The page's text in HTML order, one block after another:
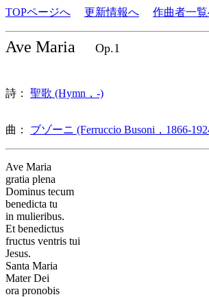
TOPページへ 更新情報へ 作曲者一
Ave Maria Op.1
詩： 聖歌 (Hymn，-)
曲： ブゾーニ (Ferruccio Busoni，1866-
Ave Maria
gratia plena
Dominus tecum
benedicta tu
in mulieribus.
Et benedictus
fructus ventris tui
Jesus.
Santa Maria
Mater Dei
ora pronobis